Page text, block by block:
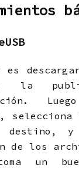
es
la
destino, y
de los
un